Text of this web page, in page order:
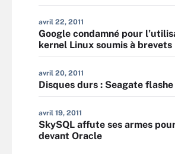
avril 22, 2011
Google condamné pour
kernel Linux soumis à brevets
avril 20, 2011
Disques durs : Seagate
avril 19, 2011
SkySQL affute ses armes
devant Oracle